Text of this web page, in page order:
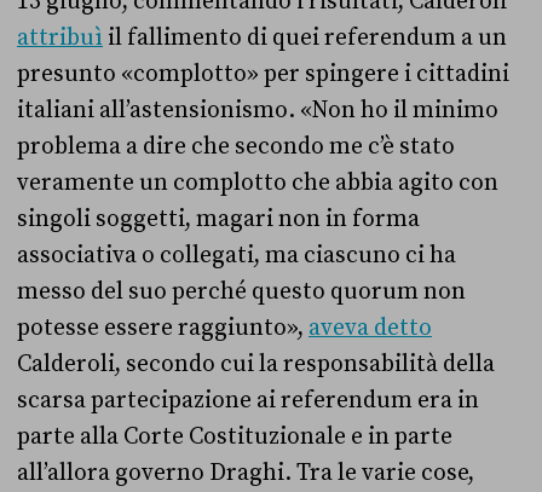
attribuì il fallimento di quei referendum a un
presunto «complotto» per spingere i cittadini
italiani all’astensionismo. «Non ho il minimo
problema a dire che secondo me c’è stato
veramente un complotto che abbia agito con
singoli soggetti, magari non in forma
associativa o collegati, ma ciascuno ci ha
messo del suo perché questo quorum non
potesse essere raggiunto», aveva detto
Calderoli, secondo cui la responsabilità della
scarsa partecipazione ai referendum era in
parte alla Corte Costituzionale e in parte
all’allora governo Draghi. Tra le varie cose,